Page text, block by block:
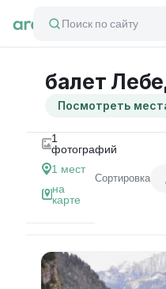
Поиск по сайту
балет
Посмотреть
1
фотографий
1 мест
на
карте
Сортировка